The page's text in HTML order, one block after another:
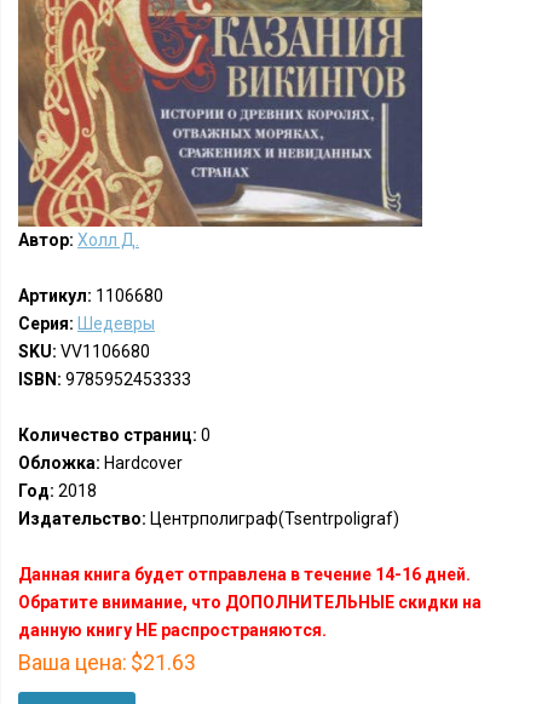
Автор: Холл Д.
Артикул: 1106680
Серия:
Шедевры
SKU: VV1106680
ISBN: 9785952453333
Количество страниц: 0
Обложка: Hardcover
Год: 2018
Издательство: Центрполиграф(Tsentrpoligraf)
Данная книга будет отправлена в течение 14-16 дней.
Обратите внимание, что ДОПОЛНИТЕЛЬНЫЕ скидки на
данную книгу НЕ распространяются.
Ваша цена: $21.63